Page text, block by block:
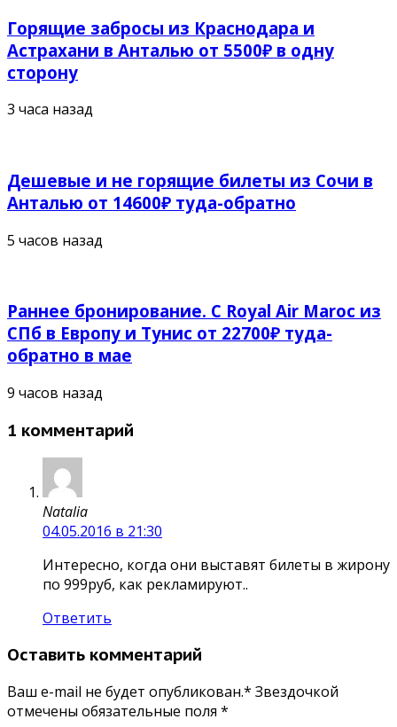
Горящие забросы из Краснодара и
Астрахани в Анталью от 5500₽ в одну
сторону
3 часа назад
Дешевые и не горящие билеты из Сочи в
Анталью от 14600₽ туда-обратно
5 часов назад
Раннее бронирование. С Royal Air Maroc из
СПб в Европу и Тунис от 22700₽ туда-
обратно в мае
9 часов назад
1 комментарий
Natalia
04.05.2016 в 21:30
Интересно, когда они выставят билеты в жирону
по 999руб, как рекламируют..
Ответить
Оставить комментарий
Ваш e-mail не будет опубликован.* Звездочкой
отмечены обязательные поля *